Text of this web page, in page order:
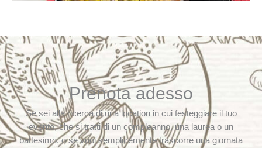
Prenota adesso
Se sei alla ricerca di una location in cui festeggiare il tuo
evento, che si tratti di un compleanno, una laurea o un
battesimo, o se vuoi semplicemente trascorre una giornata